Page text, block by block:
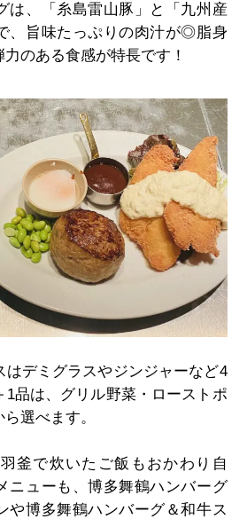
は、「糸島雷山豚」と「九州産
、旨味たっぷりの肉汁が◎脂身
のある食感が特長です！
はデミグラスやジンジャーなど4
1品は、グリル野菜・ローストポ
選べます。
釜で炊いたご飯もおかわり自
ニューも、博多舞鶴ハンバーグ
や博多舞鶴ハンバーグ＆和牛ス